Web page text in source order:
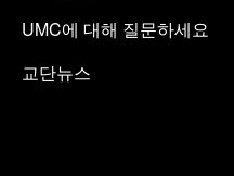
UMC에 대해 질문하세요
교단뉴스